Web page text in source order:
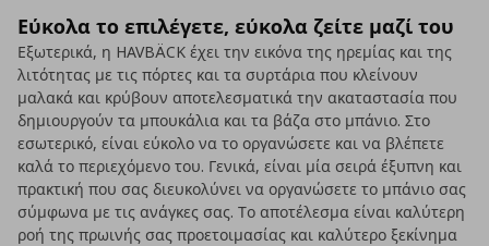
Εύκολα το επιλέγετε, εύκολα ζείτε μαζί του
Εξωτερικά, η HAVBÄCK έχει την εικόνα της ηρεμίας και της
λιτότητας με τις πόρτες και τα συρτάρια που κλείνουν
μαλακά και κρύβουν αποτελεσματικά την ακαταστασία που
δημιουργούν τα μπουκάλια και τα βάζα στο μπάνιο. Στο
εσωτερικό, είναι εύκολο να το οργανώσετε και να βλέπετε
καλά το περιεχόμενο του. Γενικά, είναι μία σειρά έξυπνη και
πρακτική που σας διευκολύνει να οργανώσετε το μπάνιο σας
σύμφωνα με τις ανάγκες σας. Το αποτέλεσμα είναι καλύτερη
ροή της πρωινής σας προετοιμασίας και καλύτερο ξεκίνημα